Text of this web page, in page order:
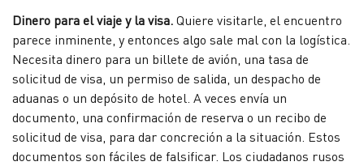
Dinero para el viaje y la visa. Quiere visitarle, el encuentro
parece inminente, y entonces algo sale mal con la logística.
Necesita dinero para un billete de avión, una tasa de
solicitud de visa, un permiso de salida, un despacho de
aduanas o un depósito de hotel. A veces envía un
documento, una confirmación de reserva o un recibo de
solicitud de visa, para dar concreción a la situación. Estos
documentos son fáciles de falsificar. Los ciudadanos rusos